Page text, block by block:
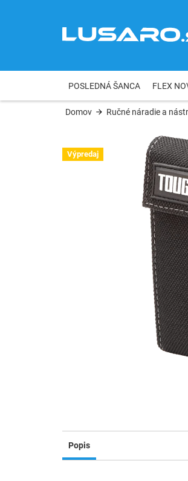
POSLEDNÁ ŠANCA FLEX
Domov Ručné náradie a
Výpredaj
Popis